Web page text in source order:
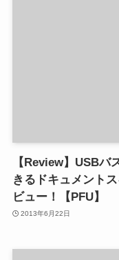
【Review】USBバ
きるドキュメント
ビュー！【PFU】
2013年6月22日